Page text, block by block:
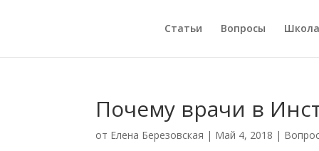
Статьи Вопросы Школа
Почему врачи в
от Елена Березовская | Май 4, 2018 |